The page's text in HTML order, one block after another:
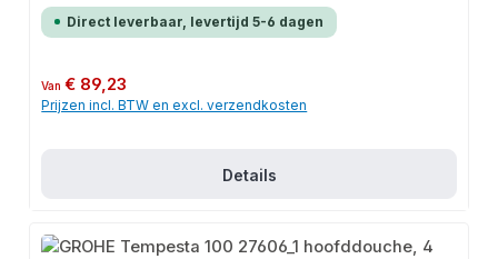
Direct leverbaar, levertijd 5-6 dagen
Normale prijs:
Van€ 89,23
Prijzen incl. BTW en excl. verzendkosten
Details